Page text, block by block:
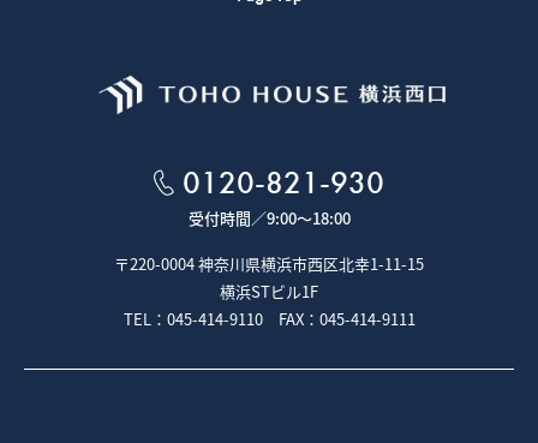
0120-821-930
受付時間／9:00～18:00
〒220-0004 神奈川県横浜市西区北幸1-11-15
横浜STビル1F
TEL：045-414-9110 FAX：045-414-9111